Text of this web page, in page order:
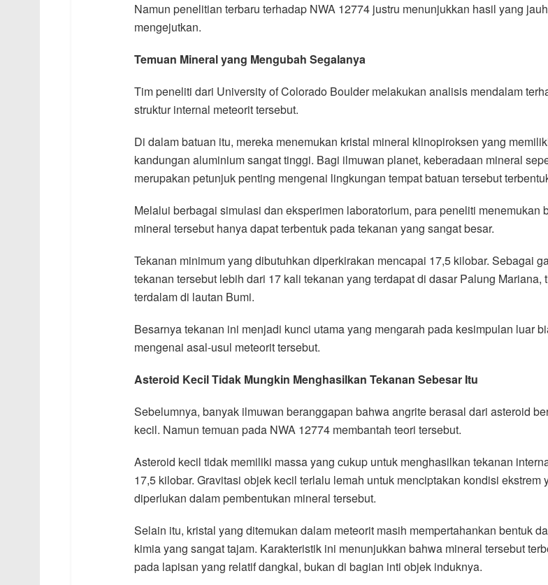
Namun penelitian terbaru terhadap NWA 12774 justru menunjukkan hasil yang
mengejutkan.
Temuan Mineral yang Mengubah Segalanya
Tim peneliti dari University of Colorado Boulder melakukan analisis mendalam
struktur internal meteorit tersebut.
Di dalam batuan itu, mereka menemukan kristal mineral klinopiroksen yang
kandungan aluminium sangat tinggi. Bagi ilmuwan planet, keberadaan mineral
merupakan petunjuk penting mengenai lingkungan tempat batuan tersebut
Melalui berbagai simulasi dan eksperimen laboratorium, para peneliti menemukan
mineral tersebut hanya dapat terbentuk pada tekanan yang sangat besar.
Tekanan minimum yang dibutuhkan diperkirakan mencapai 17,5 kilobar. Sebagai
tekanan tersebut lebih dari 17 kali tekanan yang terdapat di dasar Palung Mariana,
terdalam di lautan Bumi.
Besarnya tekanan ini menjadi kunci utama yang mengarah pada kesimpulan luar
mengenai asal-usul meteorit tersebut.
Asteroid Kecil Tidak Mungkin Menghasilkan Tekanan Sebesar Itu
Sebelumnya, banyak ilmuwan beranggapan bahwa angrite berasal dari asteroid
kecil. Namun temuan pada NWA 12774 membantah teori tersebut.
Asteroid kecil tidak memiliki massa yang cukup untuk menghasilkan tekanan
17,5 kilobar. Gravitasi objek kecil terlalu lemah untuk menciptakan kondisi ekstrem
diperlukan dalam pembentukan mineral tersebut.
Selain itu, kristal yang ditemukan dalam meteorit masih mempertahankan bentuk
kimia yang sangat tajam. Karakteristik ini menunjukkan bahwa mineral tersebut
pada lapisan yang relatif dangkal, bukan di bagian inti objek induknya.